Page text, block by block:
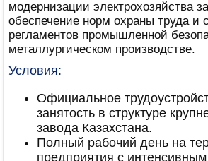
модернизации электрохозяйства
обеспечение норм охраны труда и
регламентов промышленной
металлургическом производстве.
Условия:
Официальное
занятость в структуре
завода Казахстана.
Полный рабочий день на
предприятия с